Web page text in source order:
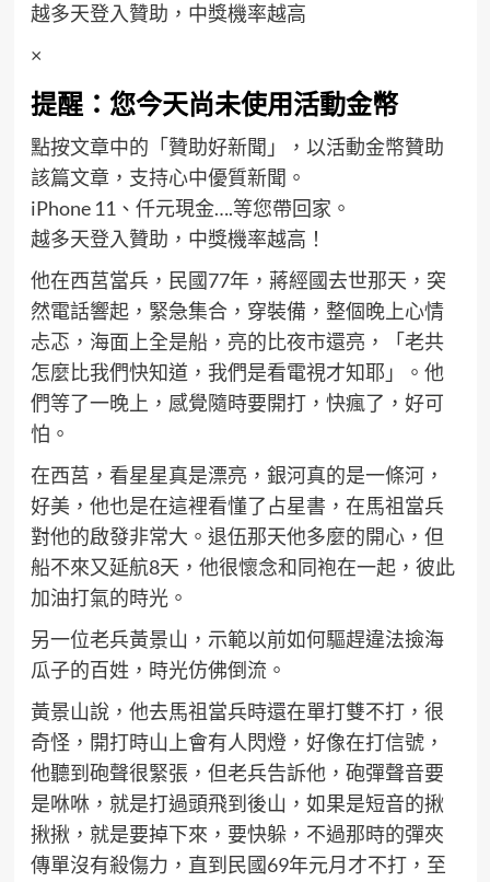
越多天登入贊助，中獎機率越高
×
提醒：您今天尚未使用活動金幣
點按文章中的「贊助好新聞」，以活動金幣贊助
該篇文章，支持心中優質新聞。
iPhone 11、仟元現金….等您帶回家。
越多天登入贊助，中獎機率越高！
他在西莒當兵，民國77年，蔣經國去世那天，突
然電話響起，緊急集合，穿裝備，整個晚上心情
忐忑，海面上全是船，亮的比夜市還亮，「老共
怎麼比我們快知道，我們是看電視才知耶」。他
們等了一晚上，感覺隨時要開打，快瘋了，好可
怕。
在西莒，看星星真是漂亮，銀河真的是一條河，
好美，他也是在這裡看懂了占星書，在馬祖當兵
對他的啟發非常大。退伍那天他多麼的開心，但
船不來又延航8天，他很懷念和同袍在一起，彼此
加油打氣的時光。
另一位老兵黃景山，示範以前如何驅趕違法撿海
瓜子的百姓，時光仿佛倒流。
黃景山說，他去馬祖當兵時還在單打雙不打，很
奇怪，開打時山上會有人閃燈，好像在打信號，
他聽到砲聲很緊張，但老兵告訴他，砲彈聲音要
是咻咻，就是打過頭飛到後山，如果是短音的揪
揪揪，就是要掉下來，要快躲，不過那時的彈夾
傳單沒有殺傷力，直到民國69年元月才不打，至